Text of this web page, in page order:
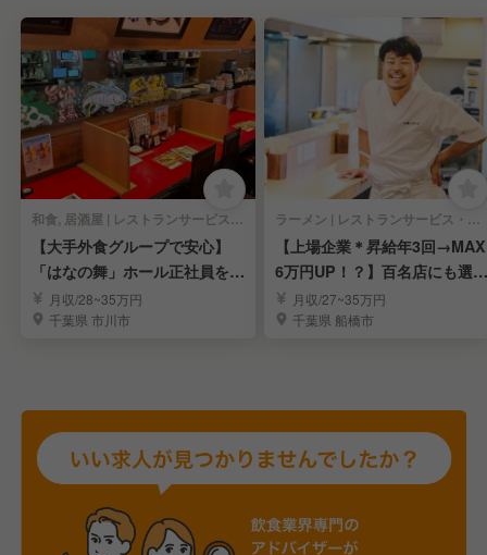
和食, 居酒屋 | レストランサービス・ホールスタッフ
【大手外食グループで安心】
「はなの舞」ホール正社員を募
集 月収/28~35万円
千葉県 市川市
ラーメン | レストランサービス・ホールスタッフ
【上場企業＊昇給年3回→MAX
6万円UP！？】百名店にも選ば
れたラーメン屋
月収/27~35万円
千葉県 船橋市